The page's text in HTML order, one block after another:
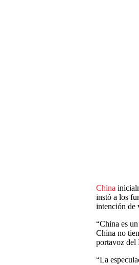
China
instó a los
intención de
“China es
China no
portavoz del
“La